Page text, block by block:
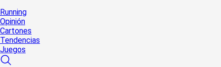
Running
Opinión
Cartones
Tendencias
Juegos